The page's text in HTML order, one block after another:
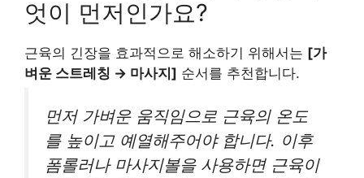
엇이 먼저인가요?
근육의 긴장을 효과적으로 해소하기 위해서는 [가
벼운 스트레칭 → 마사지] 순서를 추천합니다.
먼저 가벼운 움직임으로 근육의 온도
를 높이고 예열해주어야 합니다. 이후
폼롤러나 마사지볼을 사용하면 근육이